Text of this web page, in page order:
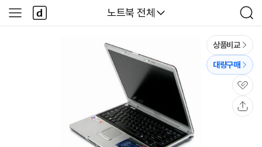
다나와
노트북 전체
검
색
사
이
다
나
와
상품비교
대량구매
관
심